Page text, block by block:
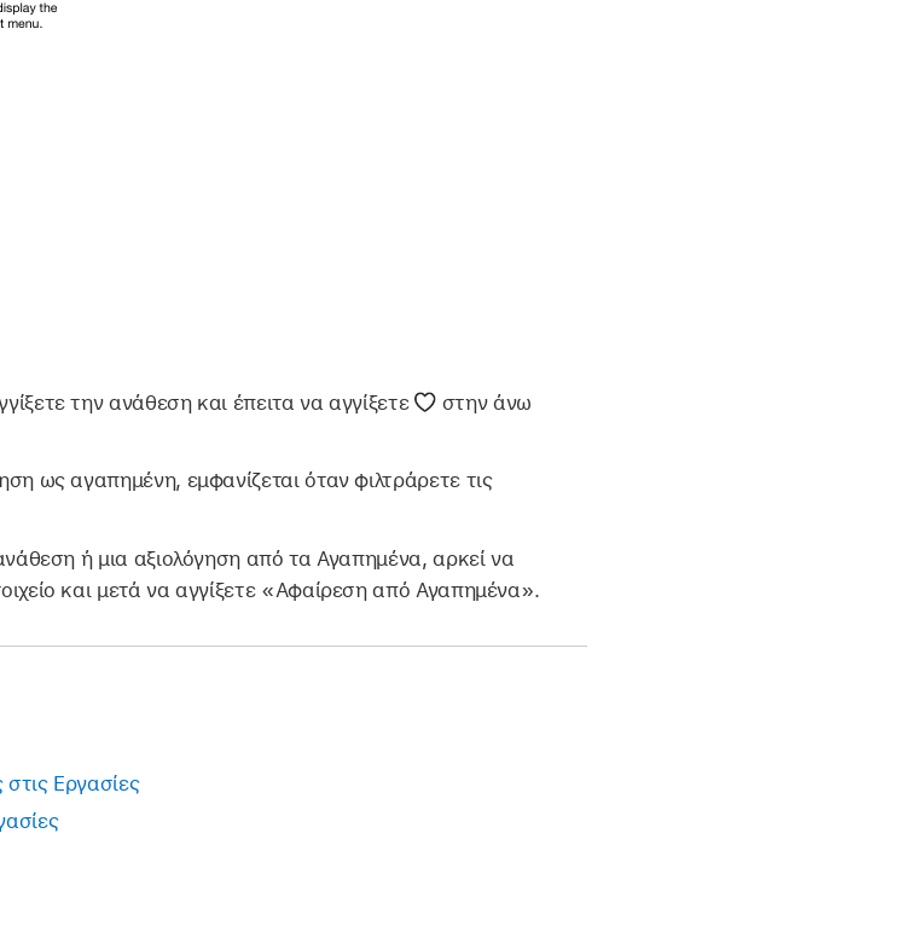
την ανάθεση και έπειτα να αγγίξετε
στην άνω
ως αγαπημένη, εμφανίζεται όταν φιλτράρετε τις
ή μια αξιολόγηση από τα Αγαπημένα, αρκεί να
και μετά να αγγίξετε «Αφαίρεση από Αγαπημένα».
στις Εργασίες